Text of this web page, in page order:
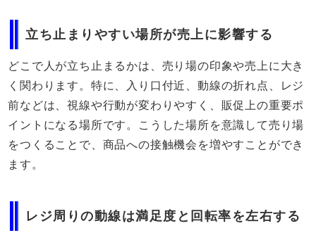
立ち止まりやすい場所が売上に影響する
どこで人が立ち止まるかは、売り場の印象や売上に大き
く関わります。特に、入り口付近、動線の折れ点、レジ
前などは、視線や行動が変わりやすく、販促上の重要ポ
イントになる場所です。こうした場所を意識して売り場
をつくることで、商品への接触機会を増やすことができ
ます。
レジ周りの動線は満足度と回転率を左右する